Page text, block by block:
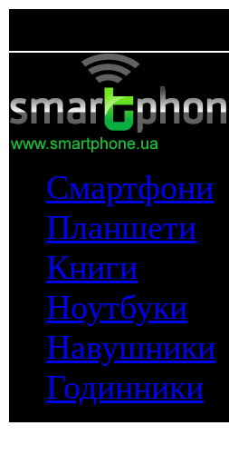
Смартфони
Планшети
Книги
Ноутбуки
Навушники
Годинники